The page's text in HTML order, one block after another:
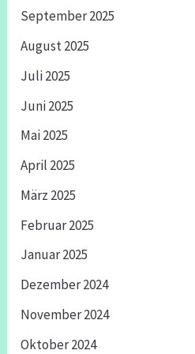
September 2025
August 2025
Juli 2025
Juni 2025
Mai 2025
April 2025
März 2025
Februar 2025
Januar 2025
Dezember 2024
November 2024
Oktober 2024